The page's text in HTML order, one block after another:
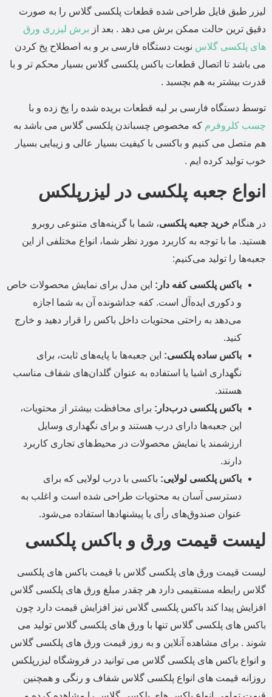
لیزر طبق فایل طراحی شده قطعات پلکسی گلاس را به صورت
دقیق ترین حالت ممکن برش می دهد . بعد از برش لیزری ورق
های پلکسی گلاس نوبت دستگاه فارسی بر و به اصطلاح پخ کردن
می باشد تا اتصال قطعات باکس پلکسی گلاس بسیار محکم تر و با
قدرت بیشتر به هم بچسبد .
توسط دستگاه فارسی بر لبه قطعات بریده شده را پخ زده و با
چسب کلروفرم که مخصوص چسباندن پلکسی گلاس می باشد به
هم متصل می کنیم و باکسی با کیفیت بسیار عالی و زیبایی بسیار
خوب تولید کرده ایم .
انواع جعبه پلکسی در لیزرپلکس
در هنگام خرید جعبه پلکسی، شما با گزینه‌های متنوعی روبرو
هستید. ما با توجه به کاربرد مورد نظر شما، انواع مختلفی از این
جعبه‌ها را تولید می‌کنیم:
باکس پلکسی کفه دار: این مدل برای نمایش محصولات خاص
و دکوری ایده‌آل است. کفه جداشونده آن به شما اجازه
می‌دهد به راحتی محتویات داخل باکس را قرار دهید و خارج
کنید.
باکس ساده پلکسی: این جعبه‌ها با پایه‌های ثابت، برای
نگهداری اشیا یا استفاده به عنوان گلدان‌های شفاف مناسب
هستند.
باکس پلکسی درب‌دار: برای محافظت بیشتر از محتویات،
این جعبه‌ها دارای درب هستند و برای نگهداری وسایل
ارزشمند یا نمایش محصولات در محیط‌های تجاری کاربرد
دارند.
باکس پلکسی لولایی: باکسی با درب لولایی که برای
دسترسی آسان به محتویات طراحی شده است و اغلب به
عنوان صندوق‌های رأی یا پیشنهادها استفاده می‌شود.
لیست قیمت ورق و باکس پلکسی
لیست قیمت ورق های پلکسی گلاس با قیمت باکس های پلکسی
گلاس رابطه مستقیمی دارد هر چقدر مبلغ ورق های پلکسی گلاس
افزایش پیدا کند باکس پلکسی گلاس نیز افزایش قیمت دارد چون
باکس های پلکسی گلاس تنها با ورق های پلکسی گلاس تولید می
شوند . برای مشاهده آنلاین و به روز قیمت ورق های پلکسی گلاس
و انواع باکس های پلکسی گلاس می توانید در فروشگاه لیزرپلکس
روزانه قیمت های انواع پلکسی گلاس شفاف و رنگی و همچنین